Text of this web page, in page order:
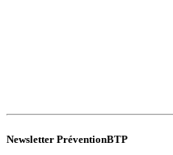
Newsletter PréventionBTP